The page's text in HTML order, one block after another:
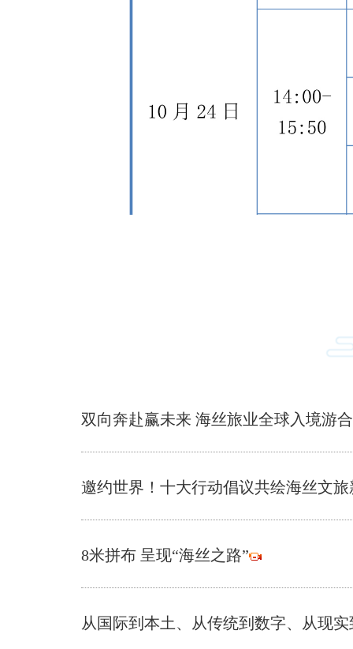
双向奔赴赢未来 海丝旅业全球入境游
邀约世界！十大行动倡议共绘海丝文旅
8米拼布 呈现“海丝之路”
从国际到本土、从传统到数字、从现